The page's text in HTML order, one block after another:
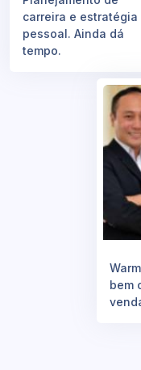
carreira e estratégia
pessoal. Ainda dá
tempo.
bem